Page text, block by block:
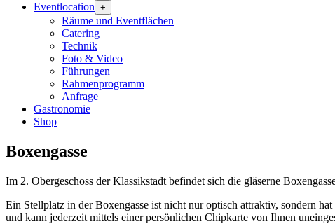
Eventlocation +
Räume und Eventflächen
Catering
Technik
Foto & Video
Führungen
Rahmenprogramm
Anfrage
Gastronomie
Shop
Boxengasse
Im 2. Obergeschoss der Klassikstadt befindet sich die gläserne
Ein Stellplatz in der Boxengasse ist nicht nur optisch attraktiv, sondern
und kann jederzeit mittels einer persönlichen Chipkarte von Ihnen